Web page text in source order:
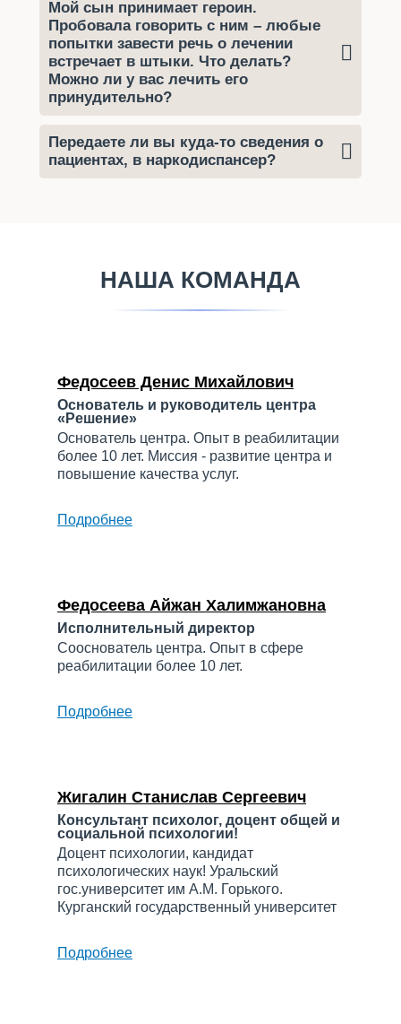
Мой сын принимает героин.
Пробовала говорить с ним – любые
попытки завести речь о лечении
встречает в штыки. Что делать?
Можно ли у вас лечить его
принудительно?
Передаете ли вы куда-то сведения о
пациентах, в наркодиспансер?
НАША КОМАНДА
Федосеев Денис Михайлович
Основатель и руководитель центра
«Решение»
Основатель центра. Опыт в реабилитации
более 10 лет. Миссия - развитие центра и
повышение качества услуг.
Подробнее
Федосеева Айжан Халимжановна
Исполнительный директор
Сооснователь центра. Опыт в сфере
реабилитации более 10 лет.
Подробнее
Жигалин Станислав Сергеевич
Консультант психолог, доцент общей и
социальной психологии!
Доцент психологии, кандидат
психологических наук! Уральский
гос.университет им А.М. Горького.
Курганский государственный университет
Подробнее